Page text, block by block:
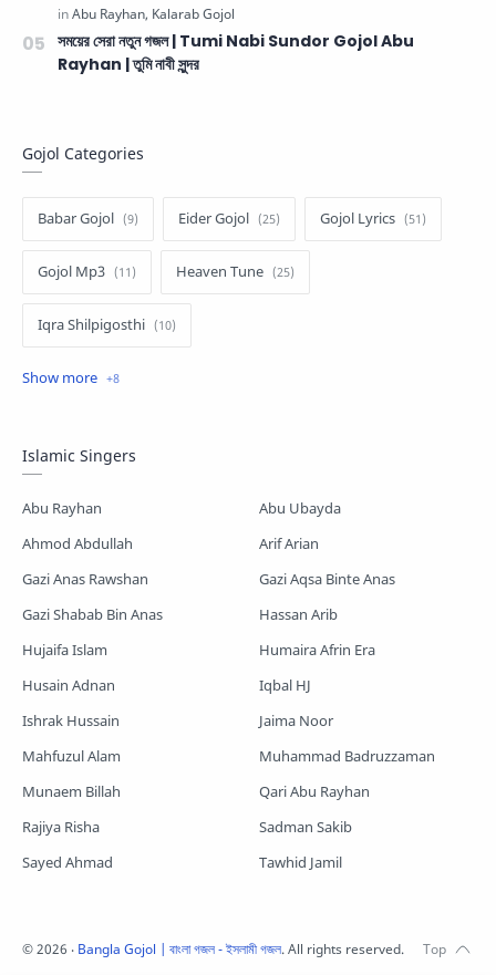
সময়ের সেরা নতুন গজল | Tumi Nabi Sundor Gojol Abu
Rayhan | তুমি নাবী সুন্দর
Gojol Categories
Babar Gojol Eider Gojol Gojol Lyrics
Gojol Mp3 Heaven Tune
Iqra Shilpigosthi
Islamic Story
Shopnoshiri
Islamic Singers
Abu Rayhan
Abu Ubayda
Ahmod Abdullah
Arif Arian
Gazi Anas Rawshan
Gazi Aqsa Binte Anas
Gazi Shabab Bin Anas
Hassan Arib
Hujaifa Islam
Humaira Afrin Era
Husain Adnan
Iqbal HJ
Ishrak Hussain
Jaima Noor
Mahfuzul Alam
Muhammad Badruzzaman
Munaem Billah
Qari Abu Rayhan
Rajiya Risha
Sadman Sakib
Sayed Ahmad
Tawhid Jamil
©2026 ‧ Bangla Gojol | বাংলা গজল - ইসলামী গজল. All rights reserved.